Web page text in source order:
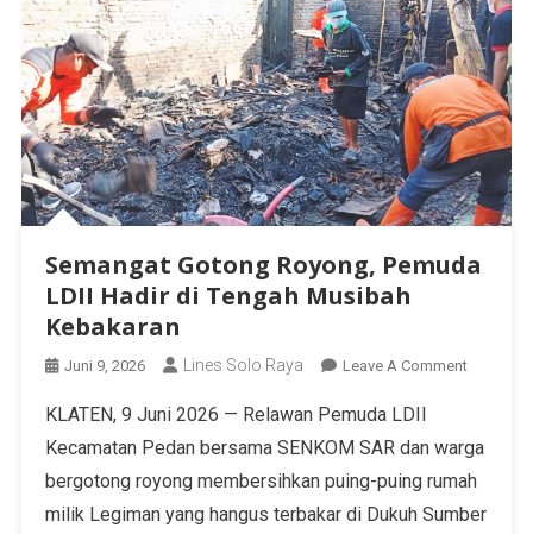
Semangat Gotong Royong, Pemuda
LDII Hadir di Tengah Musibah
Kebakaran
Juni 9, 2026 Lines Solo Raya Leave A Comment
KLATEN, 9 Juni 2026 — Relawan Pemuda LDII
Kecamatan Pedan bersama SENKOM SAR dan warga
bergotong royong membersihkan puing-puing rumah
milik Legiman yang hangus terbakar di Dukuh Sumber